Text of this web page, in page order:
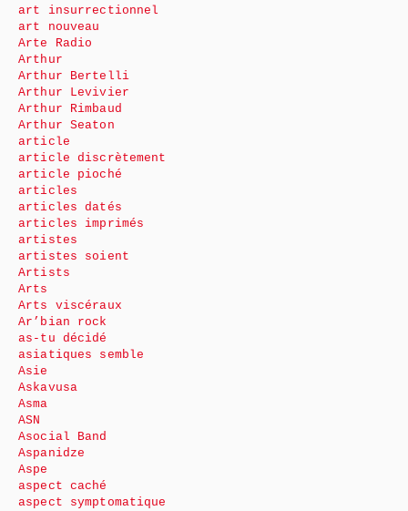
art insurrectionnel
art nouveau
Arte Radio
Arthur
Arthur Bertelli
Arthur Levivier
Arthur Rimbaud
Arthur Seaton
article
article discrètement
article pioché
articles
articles datés
articles imprimés
artistes
artistes soient
Artists
Arts
Arts viscéraux
Ar’bian rock
as-tu décidé
asiatiques semble
Asie
Askavusa
Asma
ASN
Asocial Band
Aspanidze
Aspe
aspect caché
aspect symptomatique